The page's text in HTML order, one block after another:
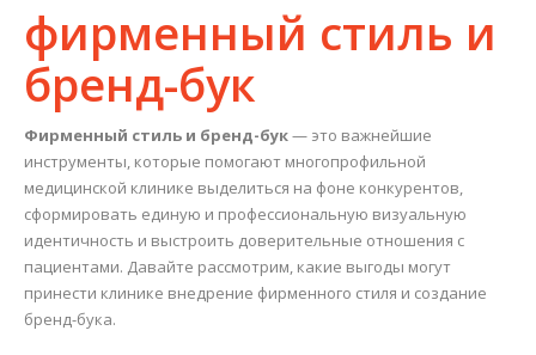
фирменный стиль и
бренд-бук
Фирменный стиль и бренд-бук— это важнейшие
инструменты, которые помогают многопрофильной
медицинской клинике выделиться на фоне конкурентов,
сформировать единую и профессиональную визуальную
идентичность и выстроить доверительные отношения с
пациентами. Давайте рассмотрим, какие выгоды могут
принести клинике внедрение фирменного стиля и создание
бренд-бука.